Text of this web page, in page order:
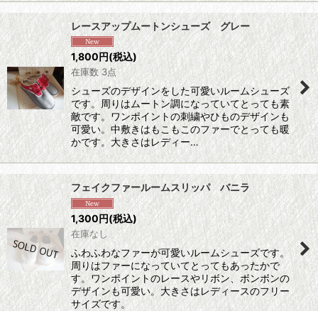
レースアップムートンシューズ グレー
1,800円(税込)
在庫数 3点
シューズのデザインをした可愛いルームシューズ
です。周りはムートン調になっていてとっても素
敵です。ワンポイントの刺繍やひものデザインも
可愛い。中敷きはもこもこのファーでとっても暖
かです。大きさはレディー…
フェイクファールームスリッパ バニラ
1,300円(税込)
在庫なし
ふわふわなファーが可愛いルームシューズです。
周りはファーになっていてとってもあったかで
す。ワンポイントのレースやリボン、ボンボンの
デザインも可愛い。大きさはレディースのフリー
サイズです。